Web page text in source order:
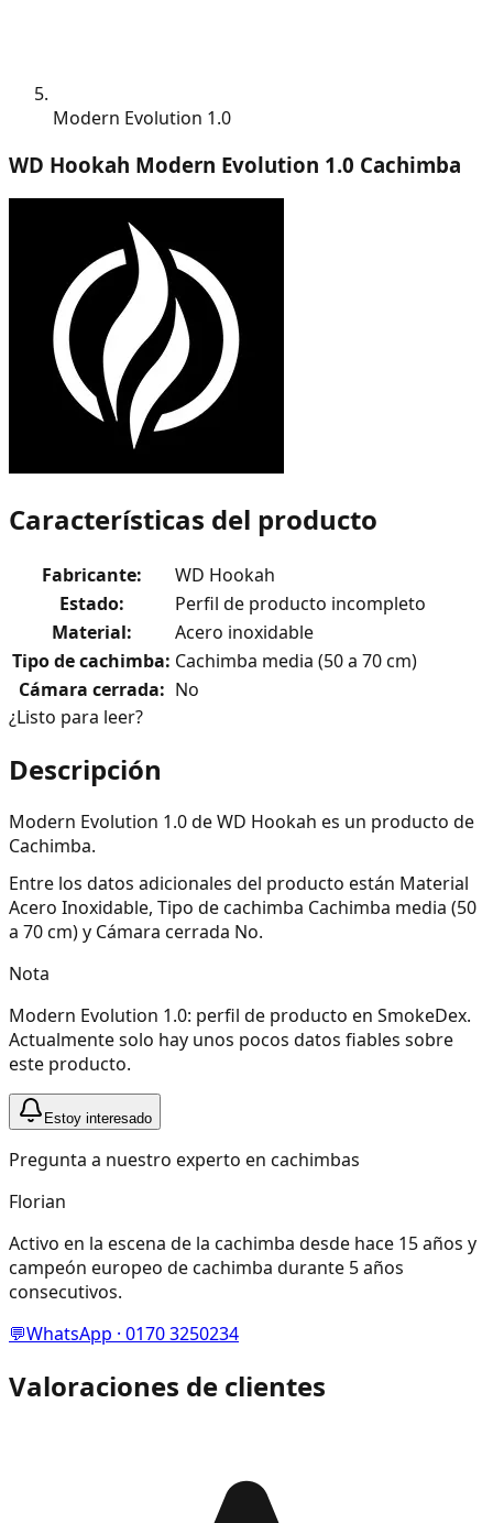
Modern Evolution 1.0
WD Hookah Modern Evolution 1.0 Cachimba
Características del producto
Fabricante:
WD Hookah
Estado:
Perfil de producto incompleto
Material:
Acero inoxidable
Tipo de cachimba: Cachimba media (50 a 70 cm)
Cámara cerrada: No
¿Listo para leer?
Descripción
Modern Evolution 1.0 de WD Hookah es un producto de
Cachimba.
Entre los datos adicionales del producto están Material
Acero Inoxidable, Tipo de cachimba Cachimba media (50
a 70 cm) y Cámara cerrada No.
Nota
Modern Evolution 1.0: perfil de producto en SmokeDex.
Actualmente solo hay unos pocos datos fiables sobre
este producto.
Estoy interesado
Pregunta a nuestro experto en cachimbas
Florian
Activo en la escena de la cachimba desde hace 15 años y
campeón europeo de cachimba durante 5 años
consecutivos.
💬WhatsApp · 0170 3250234
Valoraciones de clientes